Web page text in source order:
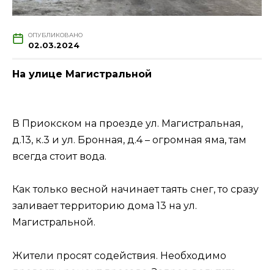
ОПУБЛИКОВАНО
02.03.2024
На улице Магистральной
В Приокском на проезде ул. Магистральная,
д.13, к.3 и ул. Бронная, д.4 – огромная яма, там
всегда стоит вода.
Как только весной начинает таять снег, то сразу
заливает территорию дома 13 на ул.
Магистральной.
Жители просят содействия. Необходимо